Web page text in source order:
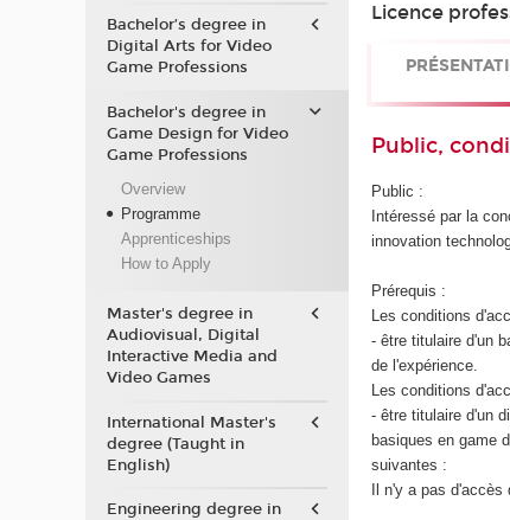
Licence
Public,
Public :
Intéressé par la
innovation
Prérequis :
Les conditions
- être titulaire d'un
de l'expérience.
Les conditions
- être titulaire d'un
basiques en game
suivantes :
Il n'y a pas
Bachelor’s degree in
Digital Arts for Video
Game Professions
Bachelor's degree in
Game Design for Video
Game Professions
Overview
Programme
Apprenticeships
How to Apply
Master's degree in
Audiovisual, Digital
Interactive Media and
Video Games
International Master's
degree (Taught in
English)
Engineering degree in